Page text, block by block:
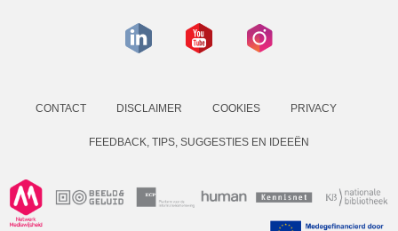
CONTACT DISCLAIMER COOKIES PRIVACY
FEEDBACK, TIPS, SUGGESTIES EN IDEEËN